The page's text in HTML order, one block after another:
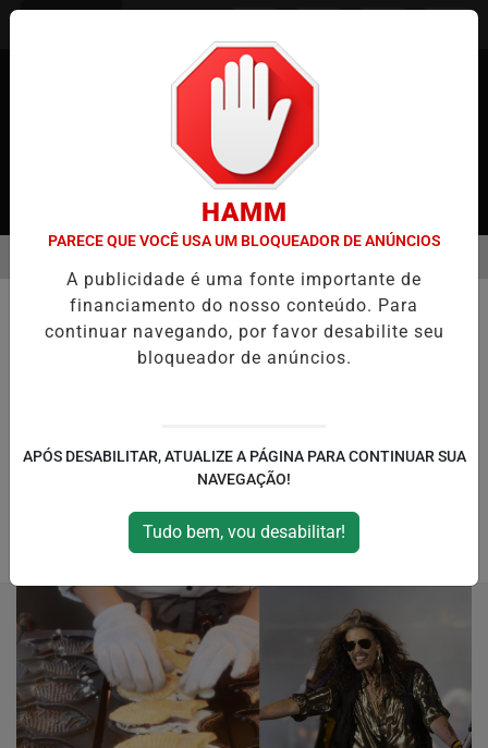
EM ALTA
ENTRETENIMENTO
Aerosmith está colaborando com a
rede nacional Naruto Taiyaki
grande fã de "taiyaki", um tradicional bolo
japonês em formato de peixe
RPJNews
HAMM
PARECE QUE VOCÊ USA UM BLOQUEADOR DE ANÚNCIOS
A publicidade é uma fonte importante de
financiamento do nosso conteúdo. Para
continuar navegando, por favor desabilite seu
bloqueador de anúncios.
APÓS DESABILITAR, ATUALIZE A PÁGINA PARA CONTINUAR SUA
NAVEGAÇÃO!
Tudo bem, vou desabilitar!